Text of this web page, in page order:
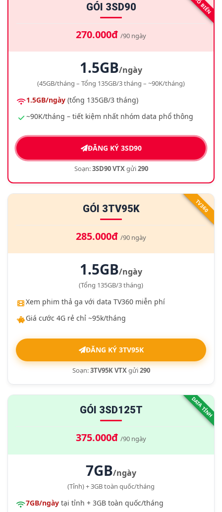
GÓI 3SD90
270.000đ /90 ngày
1.5GB/ngày
(45GB/tháng – Tổng 135GB/3 tháng – ~90K/tháng)
1.5GB/ngày (tổng 135GB/3 tháng)
~90K/tháng – tiết kiệm nhất nhóm data phổ thông
ĐĂNG KÝ 3SD90
Soạn:3SD90 VTXgửi290
TV360
GÓI 3TV95K
285.000đ /90 ngày
1.5GB/ngày
(Tổng 135GB/3 tháng)
Xem phim thả ga với data TV360 miễn phí
Giá cước 4G rẻ chỉ ~95k/tháng
ĐĂNG KÝ 3TV95K
Soạn:3TV95K VTXgửi290
DATA TỈNH
GÓI 3SD125T
375.000đ /90 ngày
7GB/ngày
(Tỉnh) + 3GB toàn quốc/tháng
7GB/ngày tại tỉnh + 3GB toàn quốc/tháng